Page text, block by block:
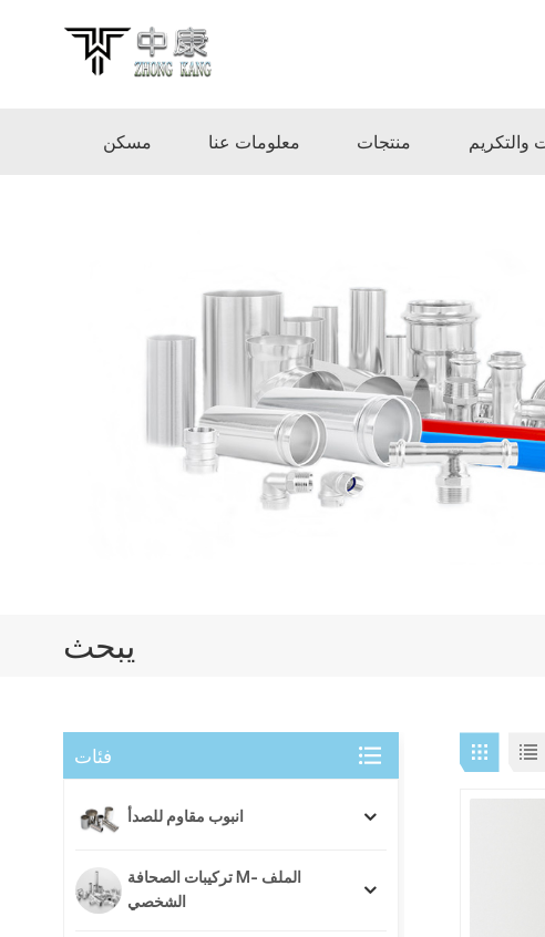
مسكن معلومات عنا منتجات والتكريم
يبحث
فئات
انبوب مقاوم للصدأ
تركيبات الصحافة M- الملف
الشخصي